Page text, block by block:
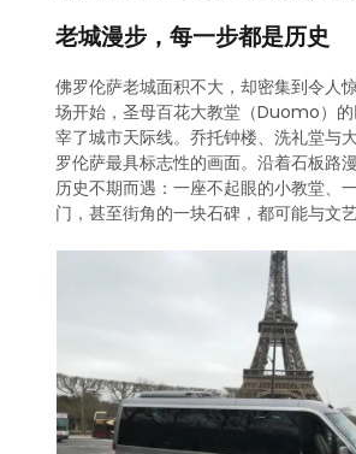
老城漫步，每一步都是历史
佛罗伦萨老城面积不大，却密集到令人
场开始，圣母百花大教堂（Duomo）
宰了城市天际线。乔托钟楼、洗礼堂与
罗伦萨最具标志性的画面。沿着石板路
历史不期而遇：一座不起眼的小教堂、
门，甚至街角的一块石碑，都可能与文